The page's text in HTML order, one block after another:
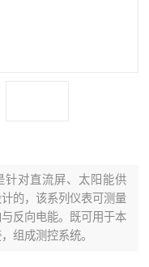
针对直流屏、太阳能供
的，该系列仪表可测量
反向电能。既可用于本
组成测控系统。